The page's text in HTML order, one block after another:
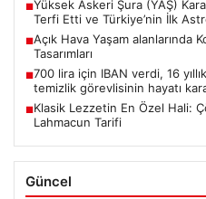
■Yüksek Askeri Şura (YAŞ)
Terfi Etti ve Türkiye’nin İlk
■Açık Hava Yaşam alanlarında
Tasarımları
■700 lira için IBAN verdi, 16
temizlik görevlisinin hayatı
■Klasik Lezzetin En Özel Hali:
Lahmacun Tarifi
Güncel